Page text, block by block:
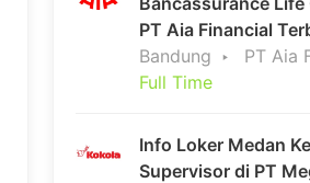
PT Aia Financial
Bandung
PT Aia
Full Time
Info Loker Medan
Supervisor di PT